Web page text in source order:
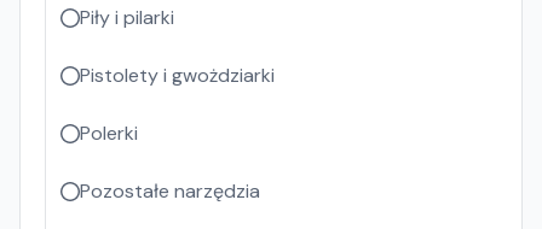
Piły i pilarki
Pistolety i gwożdziarki
Polerki
Pozostałe narzędzia